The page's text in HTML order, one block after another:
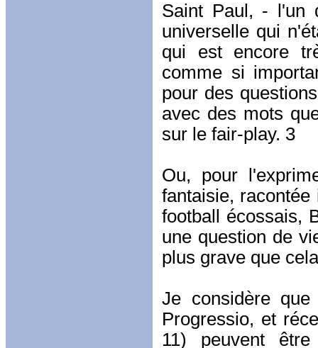
Saint Paul, - l'un
universelle qui
qui est encore
comme si
pour des
avec des mots
sur le fair-play. 3
Ou, pour
fantaisie,
football écossais,
une question de
plus grave que
Je considère
Progressio, et
11) peuvent